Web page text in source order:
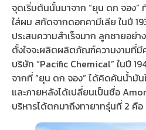
จุดเริ่มต้นนั้นมาจาก “ยุน ดก จอง”
ใส่ผม สกัดจากดอกคามีเลีย ในปี
ประสบความสำเร็จมาก ลูกชายอย่า
ตั้งใจจะผลิตผลิตภัณฑ์ความงามที่
บริษัท “Pacific Chemical” ในปี
จากที่ “ยุน ดก จอง” ได้คิดค้นน้ำมั
และภายหลังได้เปลี่ยนเป็นชื่อ
บริหารได้ตกมาถึงทายาทรุ่นที่ 2 คือ